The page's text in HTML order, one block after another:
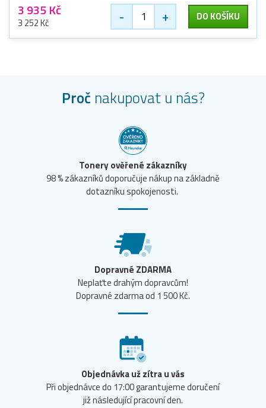
3 935 Kč
3 252 Kč - + DO KOŠÍKU
Proč nakupovat u nás?
Tonery ověřené zákazníky
98 % zákazníků doporučuje nákup na základně
dotazníku spokojenosti.
Dopravné ZDARMA
Neplaťte drahým dopravcům!
Dopravné zdarma od 1 500 Kč.
Objednávka už zítra u vás
Při objednávce do 17:00 garantujeme doručení
již následující pracovní den.